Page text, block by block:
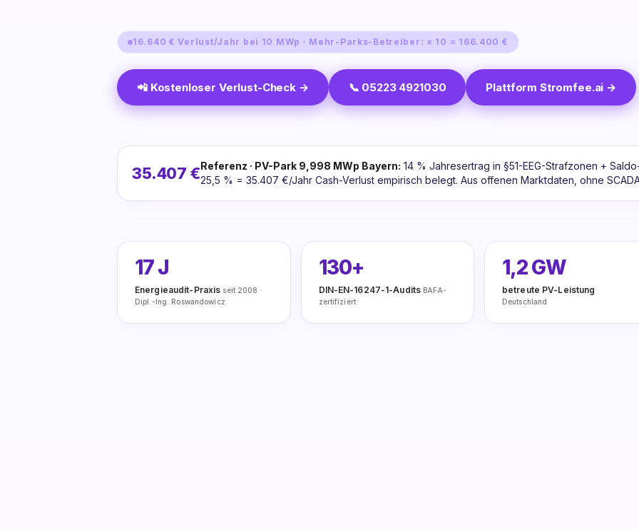
16.640 € Verlust/Jahr bei 10 MWp · Mehr-Parks-Betreiber: × 10 = 166.400 €
📲 Kostenloser Verlust-Check → 📞 05223 4921030 Plattform Stromfee.ai →
35.407 €Referenz · PV-Park 9,998 MWp Bayern: 14 % Jahresertrag in §51-EEG-Strafzonen +
25,5 % = 35.407 €/Jahr Cash-Verlust empirisch belegt. Aus offenen Marktdaten, ohne
17 J
Energieaudit-Praxis seit 2008 ·
Dipl.-Ing. Roswandowicz
130+
DIN-EN-16247-1-Audits BAFA-
zertifiziert
1,2 GW
betreute PV-Leistung
Deutschland